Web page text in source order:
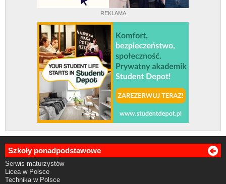
REKLAMA
Szkoły ponadpodstawowe
Serwis maturzystów
Licea w Polsce
Technika w Polsce